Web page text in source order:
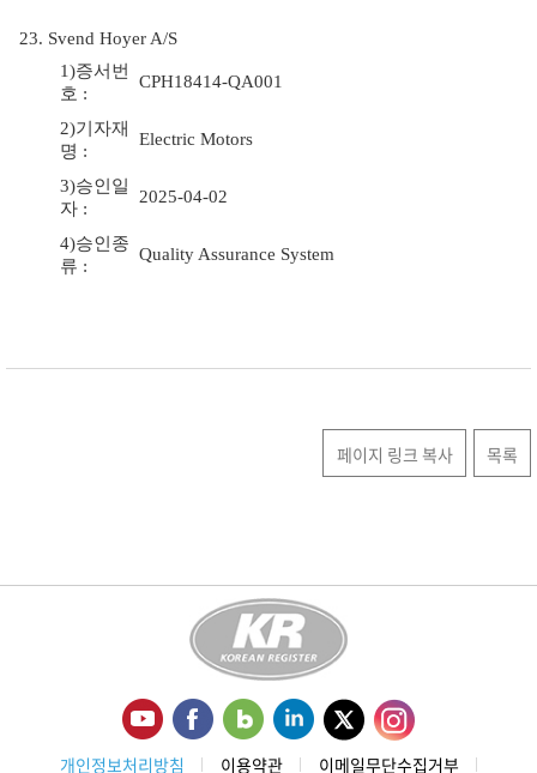
23. Svend Hoyer A/S
1)증서번
호 :
CPH18414-QA001
2)기자재
명 :
Electric Motors
3)승인일
자 :
2025-04-02
4)승인종
류 :
Quality Assurance System
페이지 링크 복사 목록
개인정보처리방침 이용약관 이메일무단수집거부